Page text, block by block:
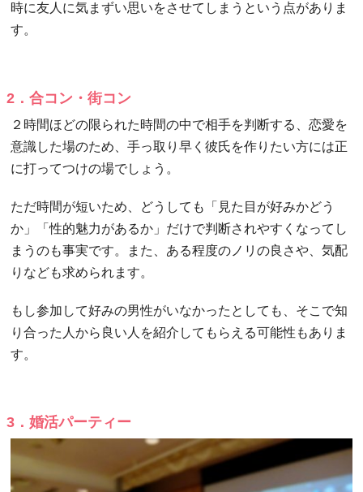
時に友人に気まずい思いをさせてしまうという点がありま
す。
2．合コン・街コン
２時間ほどの限られた時間の中で相手を判断する、恋愛を
意識した場のため、手っ取り早く彼氏を作りたい方には正
に打ってつけの場でしょう。
ただ時間が短いため、どうしても「見た目が好みかどう
か」「性的魅力があるか」だけで判断されやすくなってし
まうのも事実です。また、ある程度のノリの良さや、気配
りなども求められます。
もし参加して好みの男性がいなかったとしても、そこで知
り合った人から良い人を紹介してもらえる可能性もありま
す。
3．婚活パーティー